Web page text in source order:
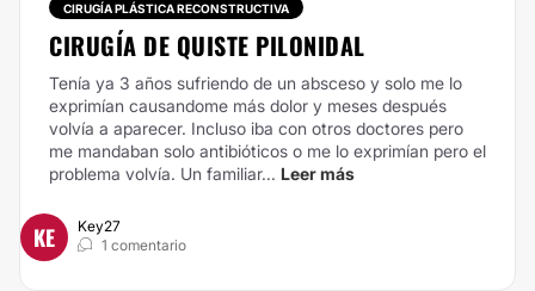
CIRUGÍA PLÁSTICA RECONSTRUCTIVA
CIRUGÍA DE QUISTE PILONIDAL
Tenía ya 3 años sufriendo de un absceso y solo me lo
exprimían causandome más dolor y meses después
volvía a aparecer. Incluso iba con otros doctores pero
me mandaban solo antibióticos o me lo exprimían pero el
problema volvía. Un familiar... Leer más
KE
Key27
1 comentario